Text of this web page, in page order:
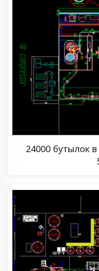
24000 бутылок